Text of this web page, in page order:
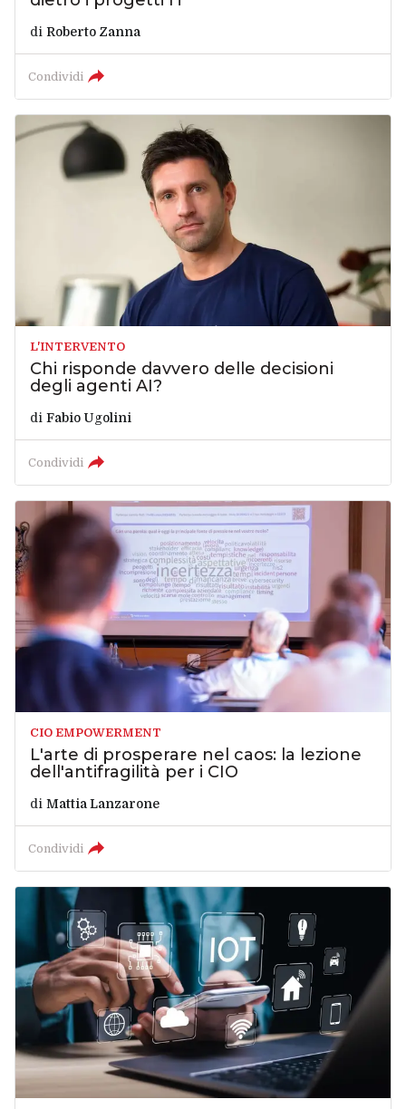
di Roberto Zanna
Condividi
L'INTERVENTO
Chi risponde davvero delle decisioni
degli agenti AI?
di Fabio Ugolini
Condividi
CIO EMPOWERMENT
L'arte di prosperare nel caos: la lezione
dell'antifragilità per i CIO
di Mattia Lanzarone
Condividi